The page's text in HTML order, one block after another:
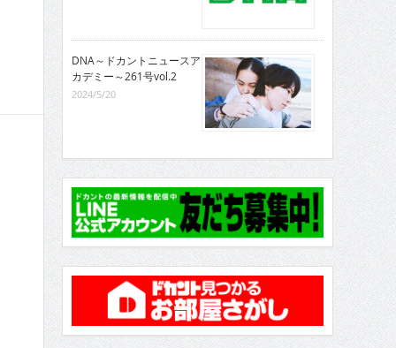
DNA～ドカントニュースア
カデミー～261号vol.2
2024/5/20